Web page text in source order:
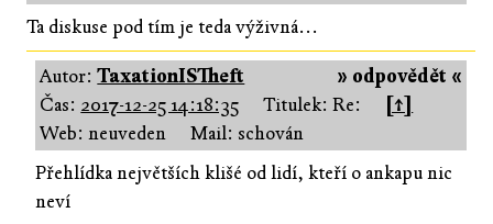
Ta diskuse pod tím je teda výživná...
» odpovědět «
Autor:TaxationISTheft
Čas: 2017-12-25 14:18:35 Titulek: Re:
[↑]
Web: neuveden
Mail: schován
Přehlídka největších klišé od lidí, kteří o ankapu nic
neví